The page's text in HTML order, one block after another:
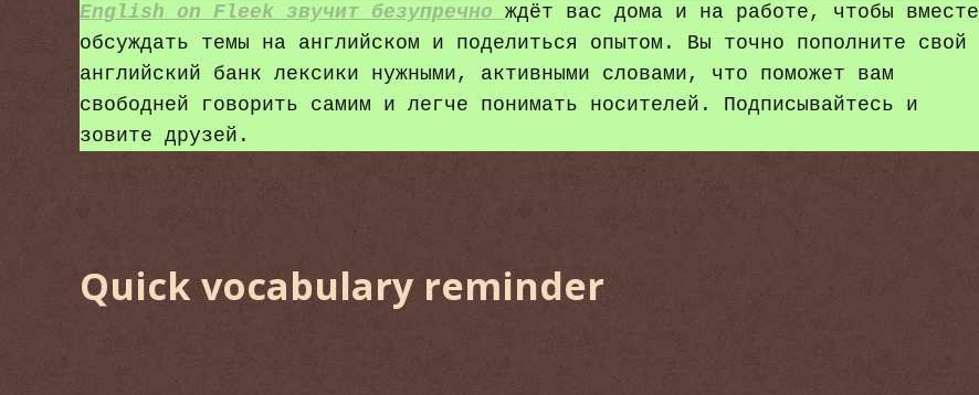
English on Fleek звучит безупречно ждёт вас дома и на работе, чтобы вместе
обсуждать темы на английском и поделиться опытом. Вы точно пополните свой
английский банк лексики нужными, активными словами, что поможет вам
свободней говорить самим и легче понимать носителей. Подписывайтесь и
зовите друзей.
Quick vocabulary reminder